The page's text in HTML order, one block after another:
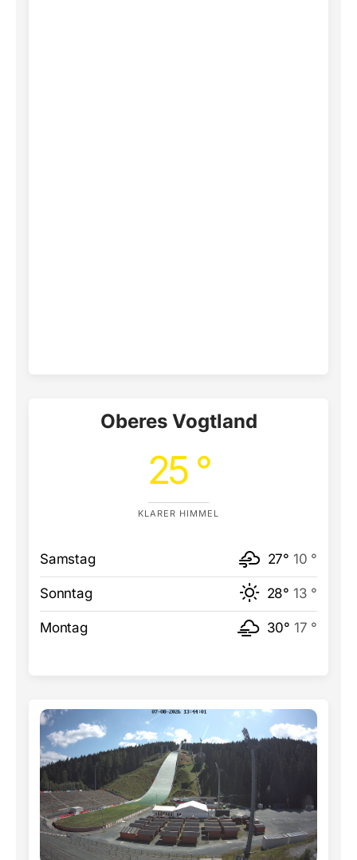
Oberes Vogtland
25 °
KLARER HIMMEL
Samstag 27° 10 °
Sonntag 28° 13 °
Montag 30° 17 °